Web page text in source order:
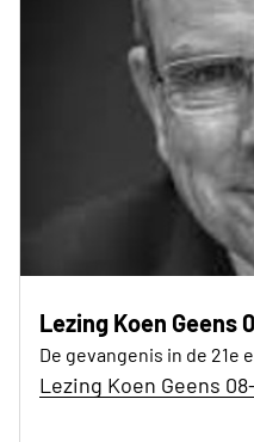
Lezing Koen Geens
De gevangenis in de
Lezing Koen Geens